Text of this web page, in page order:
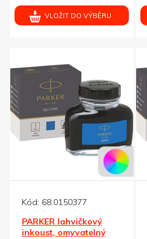
VLOŽIT DO VÝBĚRU
Kód: 68.0150377
PARKER lahvičkový
inkoust, omyvatelný